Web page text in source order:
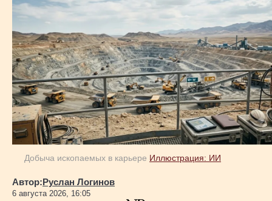
Добыча ископаемых в карьере Иллюстрация: ИИ
Автор:Руслан Логинов
6 августа 2026, 16:05